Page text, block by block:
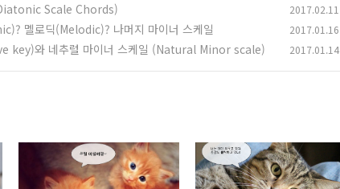
Scale Chords) 2017.02.11
멜로딕(Melodic)? 나머지 마이너 스케일 2017.01.16
key)와 네추럴 마이너 스케일 (Natural Minor scale) 2017.01.14